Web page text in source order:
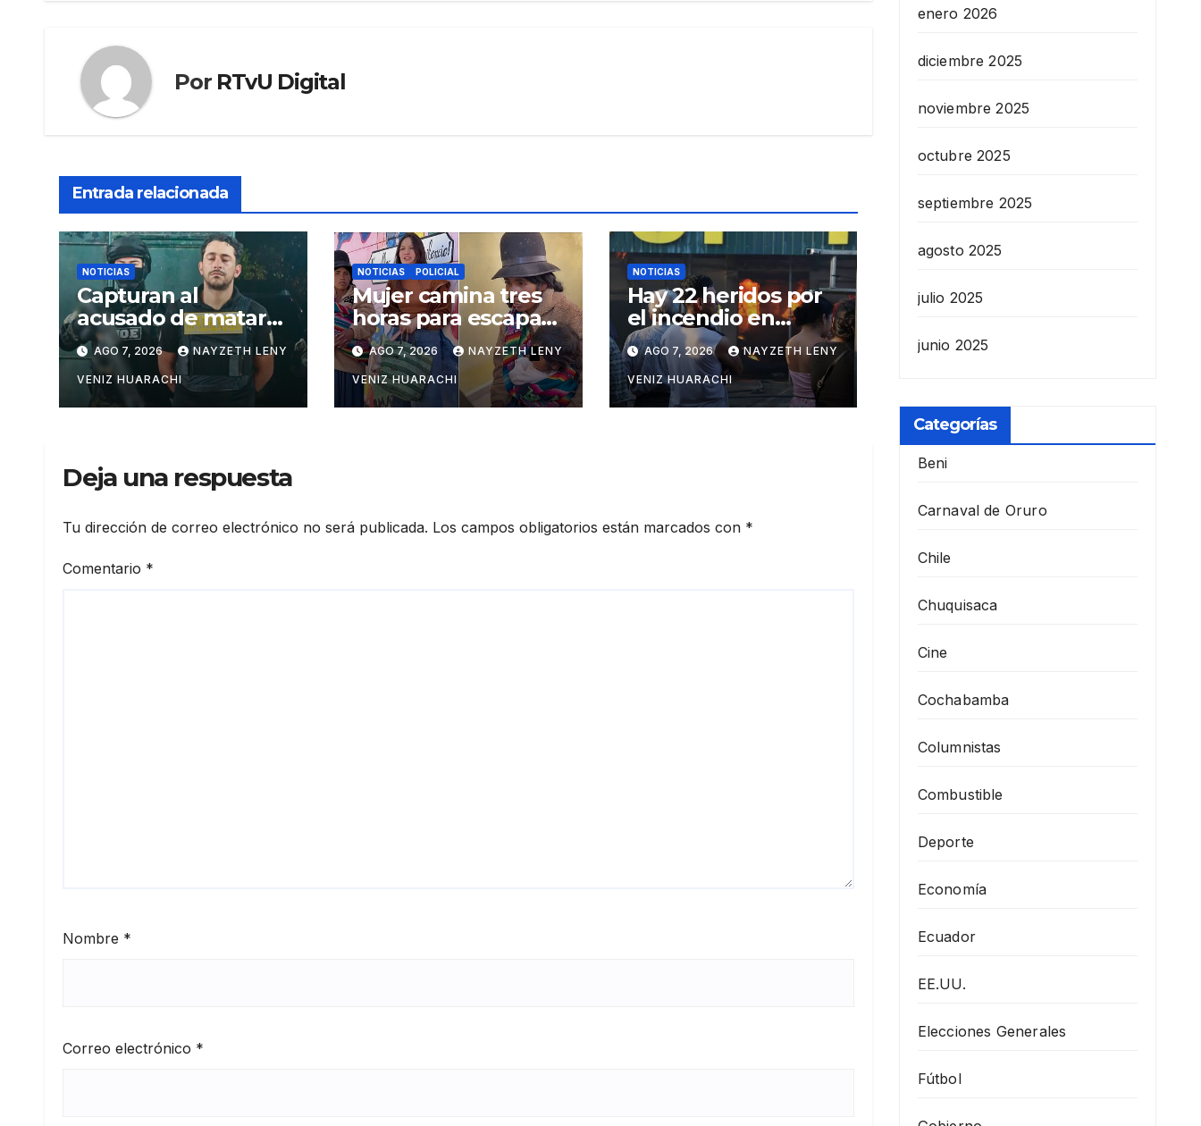
Por RTvU Digital
Entrada relacionada
NOTICIAS
Capturan al
acusado de matar
al teniente Salazar
en San Matías
AGO 7, 2026 NAYZETH LENY
VENIZ HUARACHI
NOTICIAS POLICIAL
Mujer camina tres
horas para escapar
de la violencia en
Potosí
AGO 7, 2026 NAYZETH LENY
VENIZ HUARACHI
NOTICIAS
Hay 22 heridos por
el incendio en
Barrio Lindo
AGO 7, 2026 NAYZETH LENY
VENIZ HUARACHI
Deja una respuesta
Tu dirección de correo electrónico no será publicada. Los campos obligatorios están marcados con *
Comentario *
Nombre *
Correo electrónico *
enero 2026
diciembre 2025
noviembre 2025
octubre 2025
septiembre 2025
agosto 2025
julio 2025
junio 2025
Categorías
Beni
Carnaval de Oruro
Chile
Chuquisaca
Cine
Cochabamba
Columnistas
Combustible
Deporte
Economía
Ecuador
EE.UU.
Elecciones Generales
Fútbol